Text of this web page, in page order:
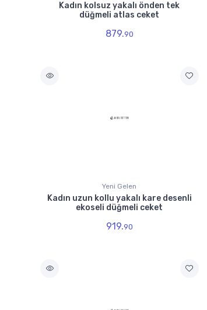
Kadın kolsuz yakalı önden tek
düğmeli atlas ceket
879.90
Yeni Gelen
Kadın uzun kollu yakalı kare desenli
ekoseli düğmeli ceket
919.90